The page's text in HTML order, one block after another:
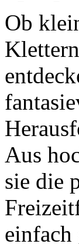
Ob
Aus
sie die
einfach